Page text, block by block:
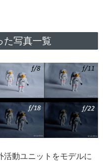
た写真一覧
動ユニットをモデルに